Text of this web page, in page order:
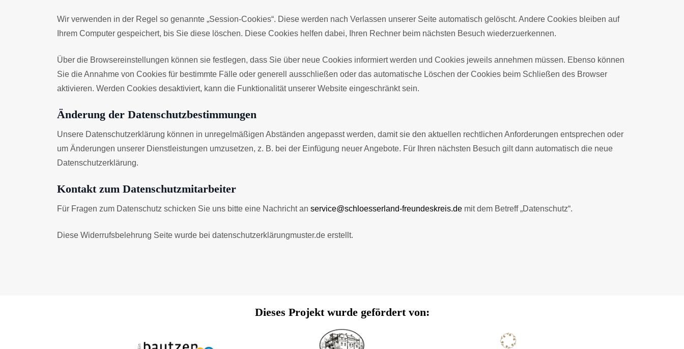
Wir verwenden in der Regel so genannte „Session-Cookies“. Diese werden nach Verlassen unserer Seite automatisch gelöscht. Andere Cookies bleiben auf
Ihrem Computer gespeichert, bis Sie diese löschen. Diese Cookies helfen dabei, Ihren Rechner beim nächsten Besuch wiederzuerkennen.
Über die Browsereinstellungen können sie festlegen, dass Sie über neue Cookies informiert werden und Cookies jeweils annehmen müssen. Ebenso können
Sie die Annahme von Cookies für bestimmte Fälle oder generell ausschließen oder das automatische Löschen der Cookies beim Schließen des Browser
aktivieren. Werden Cookies desaktiviert, kann die Funktionalität unserer Website eingeschränkt sein.
Änderung der Datenschutzbestimmungen
Unsere Datenschutzerklärung können in unregelmäßigen Abständen angepasst werden, damit sie den aktuellen rechtlichen Anforderungen entsprechen oder
um Änderungen unserer Dienstleistungen umzusetzen, z. B. bei der Einfügung neuer Angebote. Für Ihren nächsten Besuch gilt dann automatisch die neue
Datenschutzerklärung.
Kontakt zum Datenschutzmitarbeiter
Für Fragen zum Datenschutz schicken Sie uns bitte eine Nachricht an service@schloesserland-freundeskreis.de mit dem Betreff „Datenschutz“.
Diese Widerrufsbelehrung Seite wurde bei datenschutzerklärungmuster.de erstellt.
Dieses Projekt wurde gefördert von: